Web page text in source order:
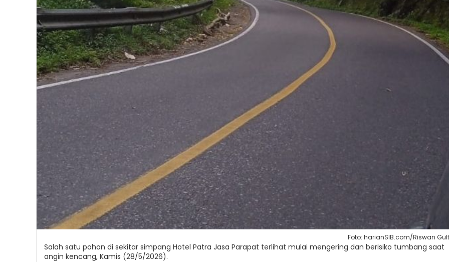
Foto: harianSIB.com/Riswan
Salah satu pohon di sekitar simpang Hotel Patra Jasa Parapat terlihat mulai mengering dan berisiko tumbang saat
angin kencang, Kamis (28/5/2026).